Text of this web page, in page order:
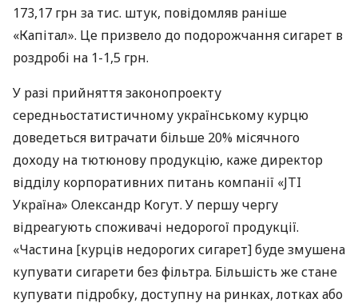
173,17 грн за тис. штук, повідомляв раніше
«Капітал». Це призвело до подорожчання сигарет в
роздробі на 1-1,5 грн.
У разі прийняття законопроекту
середньостатистичному українському курцю
доведеться витрачати більше 20% місячного
доходу на тютюнову продукцію, каже директор
відділу корпоративних питань компанії «JTI
Україна» Олександр Когут. У першу чергу
відреагують споживачі недорогої продукції.
«Частина [курців недорогих сигарет] буде змушена
купувати сигарети без фільтра. Більшість же стане
купувати підробку, доступну на ринках, лотках або